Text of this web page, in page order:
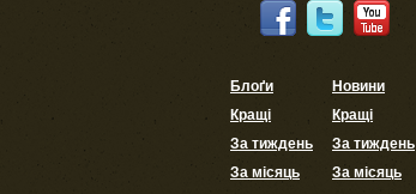
Блоґи
Кращі
За тиждень
За місяць
Новини
Кращі
За тиждень
За місяць